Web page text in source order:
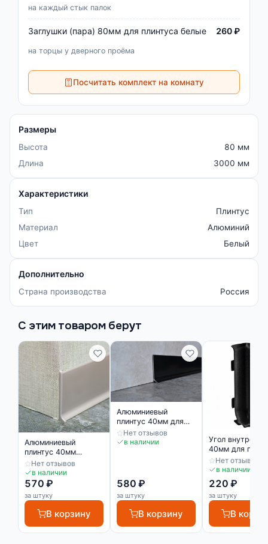
на каждый стык палок
Заглушки (пара) 80мм для плинтуса белые
на торцы у дверного проёма
260 ₽
Посчитать комплект на комнату
Размеры
Высота
80 мм
Длина
3000 мм
Характеристики
Тип
Плинтус
Материал
Алюминий
Цвет
Белый
Дополнительно
Страна производства Россия
С этим товаром берут
Алюминиевый
плинтус 40мм
матовое серебро
Нет отзывов
в наличии
570 ₽
за штуку
В корзину
Алюминиевый
плинтус 40мм для
пола черный
матовый
Нет отзывов
в наличии
580 ₽
за штуку
В корзину
Угол
40мм для
черный
Нет отзывов
в наличии
220 ₽
за штуку
В